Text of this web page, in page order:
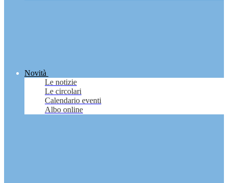
Novità
Le notizie
Le circolari
Calendario eventi
Albo online